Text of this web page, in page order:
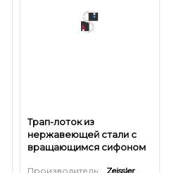
Трап-лоток из
нержавеющей стали с
вращающимся сифоном
Производитель:
Zeissler